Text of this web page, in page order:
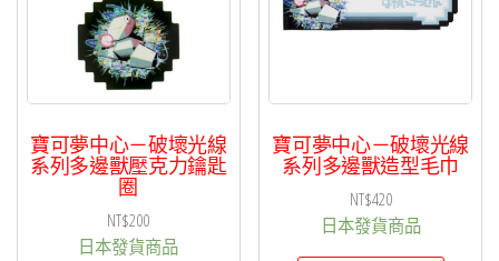
寶可夢中心－破壞光線
系列多邊獸壓克力鑰匙
圈
NT$200
日本發貨商品
寶可夢中心－破壞光線
系列多邊獸造型毛巾
NT$420
日本發貨商品